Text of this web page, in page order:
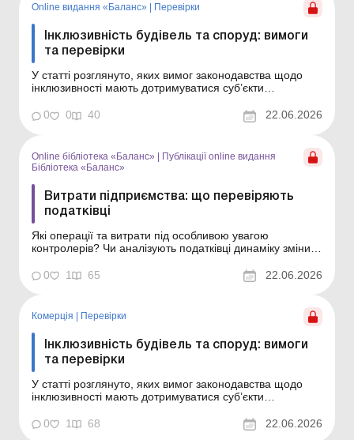
Online видання «Баланс» Перевірки
Інклюзивність будівель та споруд: вимоги
та перевірки
У статті розглянуто, яких вимог законодавства щодо
інклюзивності мають дотримуватися суб’єкти
перевіряти виконання цих вимог. Баланс № 25 від 23
червня 2026 року З кожним роком все більш
сере...
0 0 40 22.06.2026
Online бібліотека «Баланс» | Публікації online видання
Бібліотека «Баланс»
Витрати підприємства: що перевіряють
податківці
Які операції та витрати під особливою увагою
контролерів? Чи аналізують податківці динаміку зміни
витрат під час податкових перевірок? Відповіді на ці
запитання – у статті. Бібліотека Баланс № 12
0 1 65 22.06.2026
Комерція Перевірки
Інклюзивність будівель та споруд: вимоги
та перевірки
У статті розглянуто, яких вимог законодавства щодо
інклюзивності мають дотримуватися суб’єкти
перевіряти виконання цих вимог. З кожним роком все
більш актуальним стає питання про доступність
0 1 68 22.06.2026